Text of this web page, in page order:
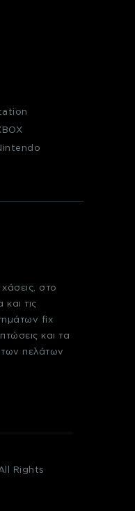
στο
τις
fix
και τα
των πελάτων
Rights